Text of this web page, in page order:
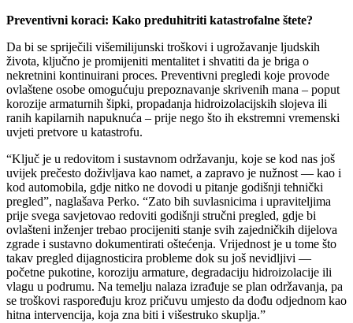
Preventivni koraci: Kako preduhitriti katastrofalne štete?
Da bi se spriječili višemilijunski troškovi i ugrožavanje ljudskih
života, ključno je promijeniti mentalitet i shvatiti da je briga o
nekretnini kontinuirani proces. Preventivni pregledi koje provode
ovlaštene osobe omogućuju prepoznavanje skrivenih mana – poput
korozije armaturnih šipki, propadanja hidroizolacijskih slojeva ili
ranih kapilarnih napuknuća – prije nego što ih ekstremni vremenski
uvjeti pretvore u katastrofu.
“Ključ je u redovitom i sustavnom održavanju, koje se kod nas još
uvijek prečesto doživljava kao namet, a zapravo je nužnost — kao i
kod automobila, gdje nitko ne dovodi u pitanje godišnji tehnički
pregled”, naglašava Perko. “Zato bih suvlasnicima i upraviteljima
prije svega savjetovao redoviti godišnji stručni pregled, gdje bi
ovlašteni inženjer trebao procijeniti stanje svih zajedničkih dijelova
zgrade i sustavno dokumentirati oštećenja. Vrijednost je u tome što
takav pregled dijagnosticira probleme dok su još nevidljivi —
početne pukotine, koroziju armature, degradaciju hidroizolacije ili
vlagu u podrumu. Na temelju nalaza izrađuje se plan održavanja, pa
se troškovi raspoređuju kroz pričuvu umjesto da dođu odjednom kao
hitna intervencija, koja zna biti i višestruko skuplja.”